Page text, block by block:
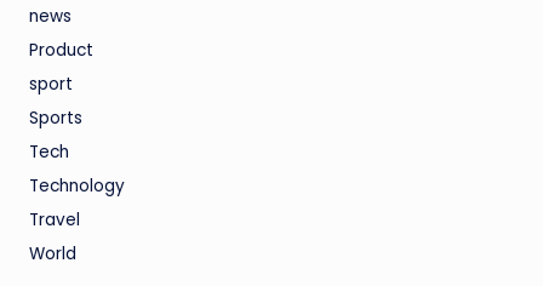
news
Product
sport
Sports
Tech
Technology
Travel
World